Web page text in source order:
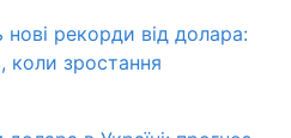
нові рекорди від долара:
коли зростання